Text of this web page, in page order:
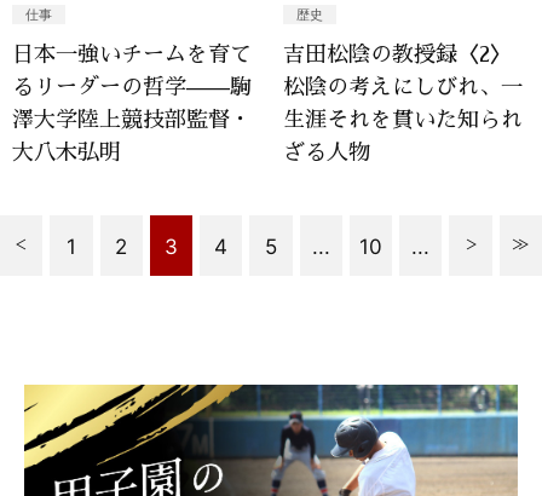
仕事
日本一強いチームを育て
るリーダーの哲学——駒
澤大学陸上競技部監督・
大八木弘明
歴史
吉田松陰の教授録〈2〉
松陰の考えにしびれ、一
生涯それを貫いた知られ
ざる人物
1 2 3 4 5 ... 10 ...